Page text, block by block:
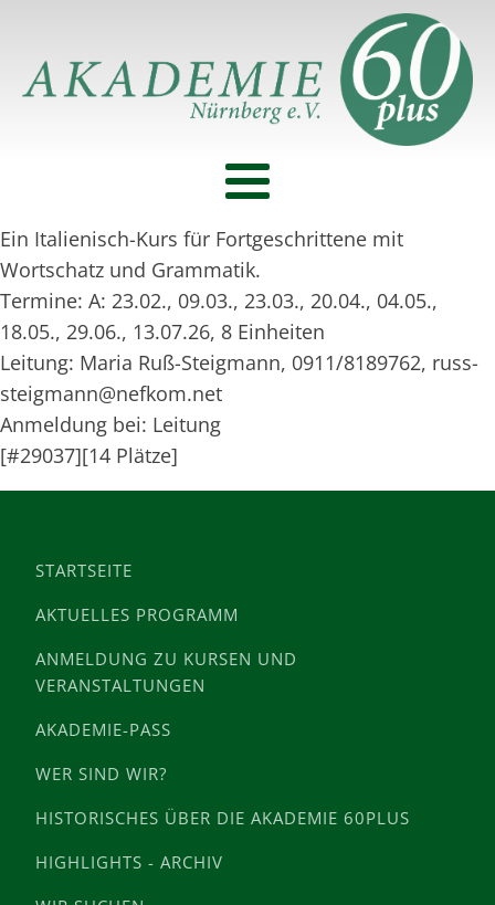
Ein Italienisch-Kurs für Fortgeschrittene mit
Wortschatz und Grammatik.
Termine: A: 23.02., 09.03., 23.03., 20.04., 04.05.,
18.05., 29.06., 13.07.26, 8 Einheiten
Leitung: Maria Ruß-Steigmann, 0911/8189762, russ-
steigmann@nefkom.net
Anmeldung bei: Leitung
[#29037][14 Plätze]
STARTSEITE
AKTUELLES PROGRAMM
ANMELDUNG ZU KURSEN UND
VERANSTALTUNGEN
AKADEMIE-PASS
WER SIND WIR?
HISTORISCHES ÜBER DIE AKADEMIE 60PLUS
HIGHLIGHTS - ARCHIV